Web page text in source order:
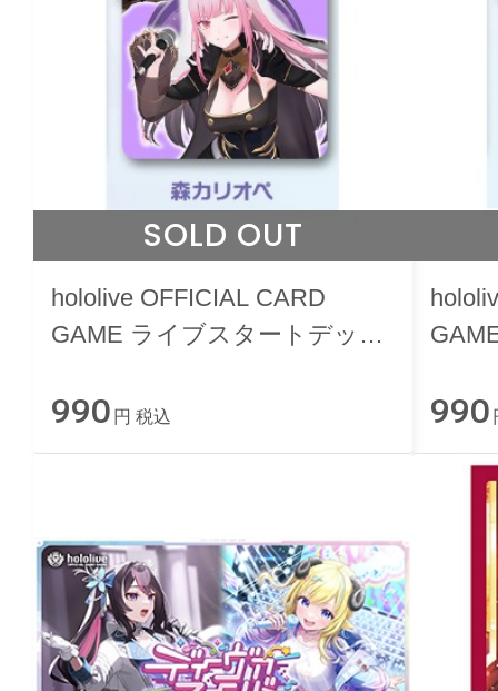
SOLD OUT
hololive OFFICIAL CARD
GAME ライブスタートデッキ
990 円 税込 990